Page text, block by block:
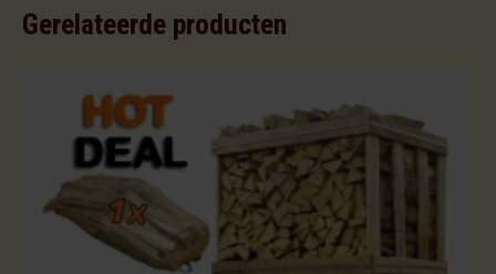
Gerelateerde producten